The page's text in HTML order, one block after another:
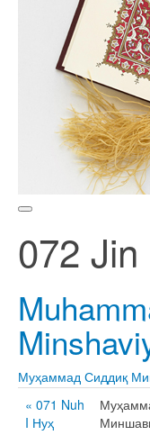
072
Муҳаммад Сиддиқ
« 071 Nuh
I Нуҳ